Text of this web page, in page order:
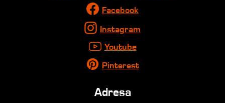
Facebook
Instagram
Youtube
Pinterest
Adresa